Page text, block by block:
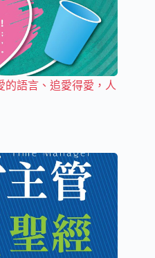
的語言、追愛得愛，人